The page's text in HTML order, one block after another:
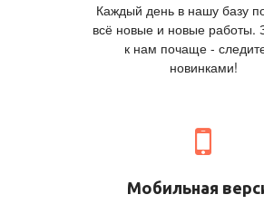
Каждый день в нашу базу
всё новые и новые работы.
к нам почаще -
новинками!
Мобильная